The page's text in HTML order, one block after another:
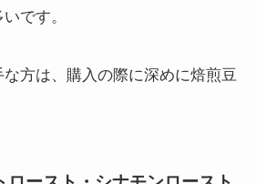
です。
方は、購入の際に深めに焙煎豆